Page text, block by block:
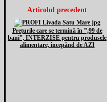
Articolul precedent
Prețurile care se termină în ”,99 de
bani”, INTERZISE pentru produsele
alimentare, începând de AZI